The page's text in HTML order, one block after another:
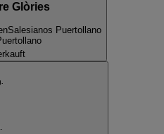
Glòries
Salesianos Puertollano